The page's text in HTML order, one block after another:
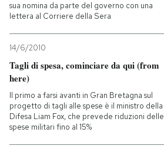
sua nomina da parte del governo con una
lettera al Corriere della Sera
14/6/2010
Tagli di spesa, cominciare da qui (from
here)
Il primo a farsi avanti in Gran Bretagna sul
progetto di tagli alle spese è il ministro della
Difesa Liam Fox, che prevede riduzioni delle
spese militari fino al 15%